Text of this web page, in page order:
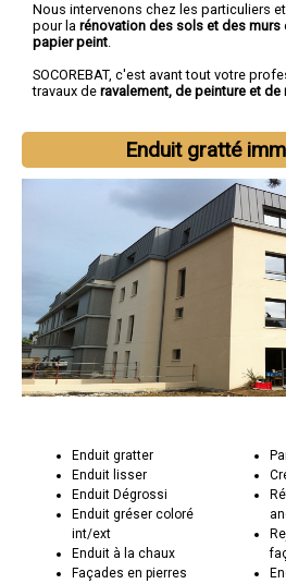
Nous intervenons chez les particuliers
pour la rénovation des sols et des murs
papier peint.
SOCOREBAT, c'est avant tout votre
travaux de ravalement, de peinture et de
Enduit gratté
Enduit gratter
Enduit lisser
Enduit Dégrossi
Enduit gréser coloré
int/ext
Enduit à la chaux
Façades en pierres